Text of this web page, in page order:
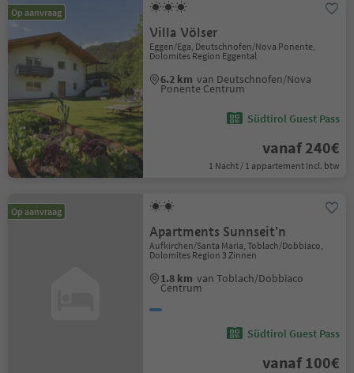
Op aanvraag
Villa Völser
Eggen/Ega, Deutschnofen/Nova Ponente,
Dolomites Region Eggental
6.2 km van Deutschnofen/Nova
Ponente Centrum
Südtirol Guest Pass
vanaf 240€
1 Nacht / 1 appartement Incl. btw
Op aanvraag
Apartments Sunnseit'n
Aufkirchen/Santa Maria, Toblach/Dobbiaco,
Dolomites Region 3 Zinnen
1.8 km van Toblach/Dobbiaco
Centrum
Südtirol Guest Pass
vanaf 100€